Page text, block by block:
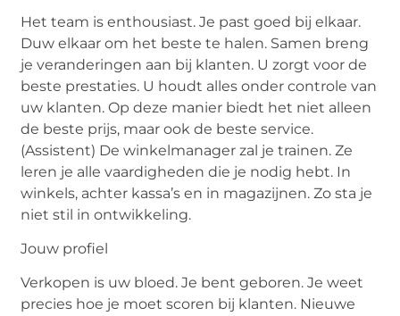
Het team is enthousiast. Je past goed bij elkaar.
Duw elkaar om het beste te halen. Samen breng
je veranderingen aan bij klanten. U zorgt voor de
beste prestaties. U houdt alles onder controle van
uw klanten. Op deze manier biedt het niet alleen
de beste prijs, maar ook de beste service.
(Assistent) De winkelmanager zal je trainen. Ze
leren je alle vaardigheden die je nodig hebt. In
winkels, achter kassa’s en in magazijnen. Zo sta je
niet stil in ontwikkeling.
Jouw profiel
Verkopen is uw bloed. Je bent geboren. Je weet
precies hoe je moet scoren bij klanten. Nieuwe